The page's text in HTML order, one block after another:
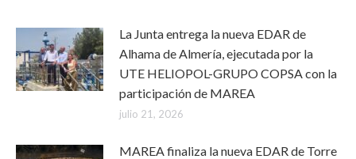
La Junta entrega la nueva EDAR de
Alhama de Almería, ejecutada por la
UTE HELIOPOL-GRUPO COPSA con la
participación de MAREA
julio 21, 2026
MAREA finaliza la nueva EDAR de Torre